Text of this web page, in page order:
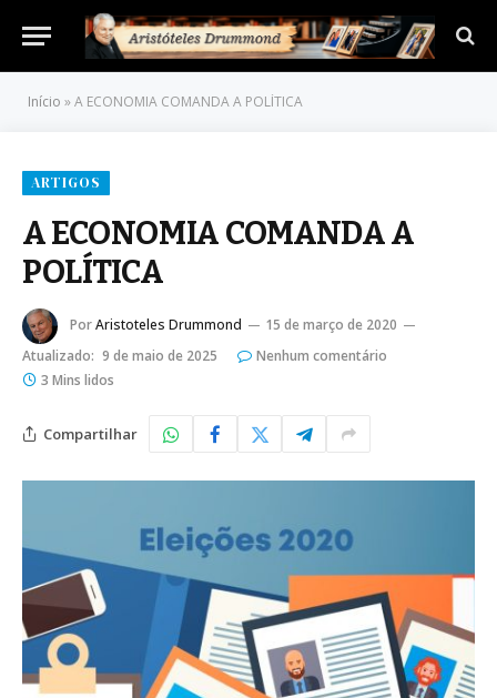
Início »A ECONOMIA COMANDA A POLÍTICA
ARTIGOS
A ECONOMIA COMANDA A
POLÍTICA
PorAristoteles Drummond
15 de março de 2020
Atualizado: 9 de maio de 2025
Nenhum comentário
3 Mins lidos
Compartilhar